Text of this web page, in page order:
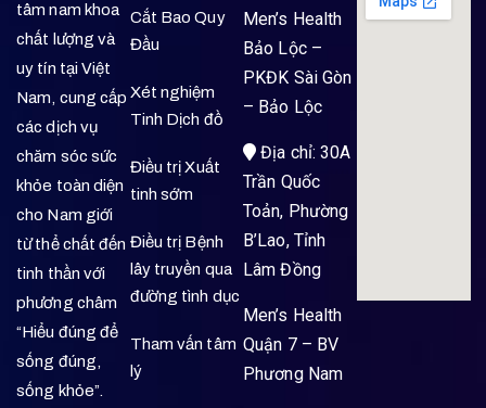
tâm nam khoa
chất lượng và
uy tín tại Việt
Nam, cung cấp
các dịch vụ
chăm sóc sức
khỏe toàn diện
cho Nam giới
từ thể chất đến
tinh thần với
phương châm
“Hiểu đúng để
sống đúng,
sống khỏe”.
Cắt Bao Quy
Đầu
Xét nghiệm
Tinh Dịch đồ
Điều trị Xuất
tinh sớm
Điều trị Bệnh
lây truyền qua
đường tình dục
Tham vấn tâm
lý
Men’s Health
Bảo Lộc –
PKĐK Sài Gòn
– Bảo Lộc
Địa chỉ: 30A
Trần Quốc
Toản, Phường
B’Lao, Tỉnh
Lâm Đồng
Men’s Health
Quận 7 – BV
Phương Nam